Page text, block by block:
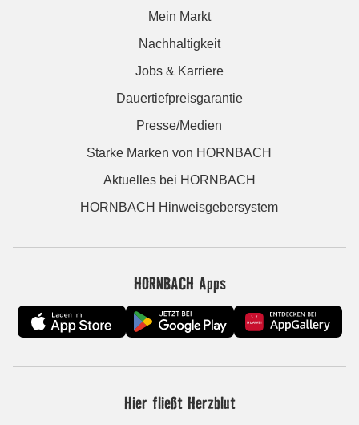
Mein Markt
Nachhaltigkeit
Jobs & Karriere
Dauertiefpreisgarantie
Presse/Medien
Starke Marken von HORNBACH
Aktuelles bei HORNBACH
HORNBACH Hinweisgebersystem
HORNBACH Apps
Hier fließt Herzblut